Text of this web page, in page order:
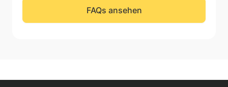
FAQs ansehen